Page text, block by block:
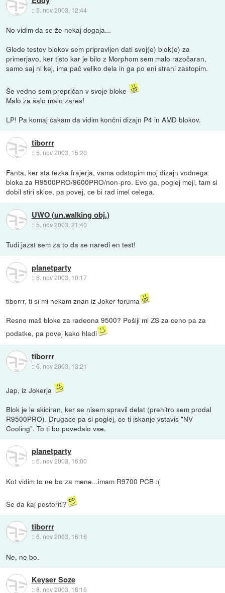
:: 5. nov 2003, 12:44
No vidim da se že nekaj dogaja...
Glede testov blokov sem pripravljen dati svoj(e) blok(e) za
primerjavo, ker tisto kar je bilo z Morphom sem malo razočaran,
samo saj ni kej, ima pač veliko dela in ga po eni strani zastopim.
Še vedno sem prepričan v svoje bloke
Malo za šalo malo zares!
LP! Pa komaj čakam da vidim končni dizajn P4 in AMD blokov.
tiborrr
::5. nov 2003, 15:20
Fanta, ker sta tezka frajerja, vama odstopim moj dizajn vodnega
bloka za R9500PRO/9600PRO/non-pro. Evo ga, poglej mejl, tam si
dobil stiri skice, pa povej, ce bi rad imel celega.
UWO (un.walking obj.)
:: 5. nov 2003, 21:40
Tudi jazst sem za to da se naredi en test!
planetparty
::6. nov 2003, 10:17
tiborrr, ti si mi nekam znan iz Joker foruma
Resno maš bloke za radeona 9500? Pošlji mi ZS za ceno pa za
podatke, pa povej kako hladi
tiborrr
::6. nov 2003, 13:21
Jap, iz Jokerja
Blok je le skiciran, ker se nisem spravil delat (prehitro sem prodal
R9500PRO). Drugace pa si poglej, ce ti iskanje vstavis "NV
Cooling". To ti bo povedalo vse.
planetparty
::6. nov 2003, 16:00
Kot vidim to ne bo za mene...imam R9700 PCB :(
Se da kaj postoriti?
tiborrr
::6. nov 2003, 16:16
Ne, ne bo.
Keyser Soze
::8. nov 2003, 18:16